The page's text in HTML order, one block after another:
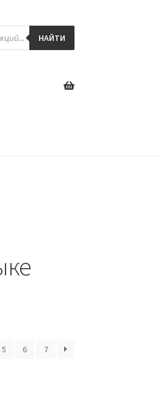
НАЙТИ
5 6 7